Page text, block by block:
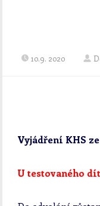
10.9. 2020
Vyjádření KHS
U testovaného